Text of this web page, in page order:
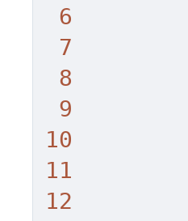
6
7
8
9
10
11
12